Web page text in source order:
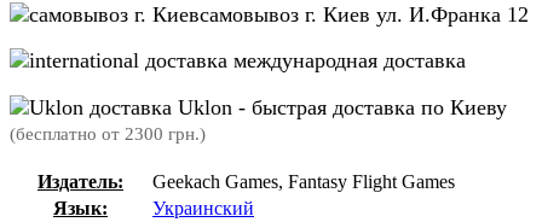
самовывоз г. Киев ул. И.Франка 12
международная доставка
Uklon - быстрая доставка по Киеву
(бесплатно от 2300 грн.)
Издатель:
Geekach Games, Fantasy Flight Games
Язык:
Украинский